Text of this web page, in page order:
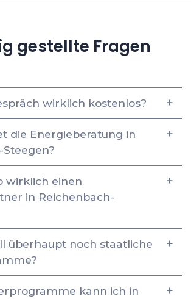
gestellte Fragen
wirklich kostenlos?
die Energieberatung in
wirklich einen
in Reichenbach-
überhaupt noch staatliche
kann ich in